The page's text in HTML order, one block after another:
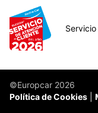
©Europcar 2026
Política de Cookies